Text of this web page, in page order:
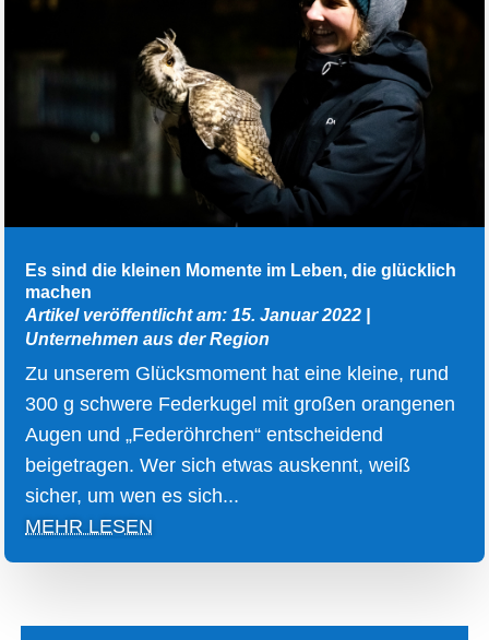
Es sind die kleinen Momente im Leben, die glücklich
machen
Artikel veröffentlicht am: 15. Januar 2022
Unternehmen aus der Region
Zu unserem Glücksmoment hat eine kleine, rund
300 g schwere Federkugel mit großen orangenen
Augen und „Federöhrchen“ entscheidend
beigetragen. Wer sich etwas auskennt, weiß
sicher, um wen es sich...
MEHR LESEN